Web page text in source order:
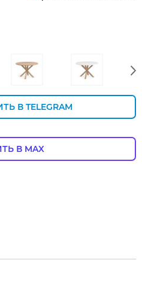
В TELEGRAM
В MAX